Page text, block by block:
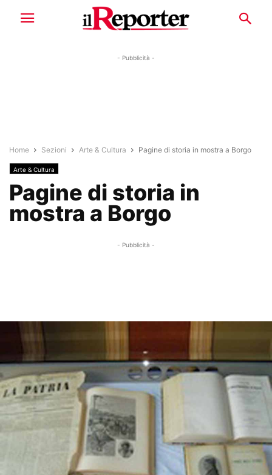
- Pubblicità -
Home Sezioni Arte & Cultura Pagine di storia in mostra a Borgo
Arte & Cultura
Pagine di storia in
mostra a Borgo
- Pubblicità -